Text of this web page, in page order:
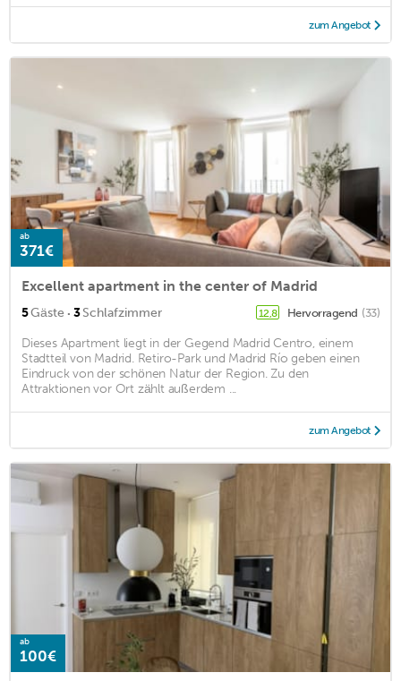
zum Angebot
ab
371€
Excellent apartment in the center of Madrid
5Gäste · 3Schlafzimmer 12,8 Hervorragend (33)
Dieses Apartment liegt in der Gegend Madrid Centro, einem
Stadtteil von Madrid. Retiro-Park und Madrid Río geben einen
Eindruck von der schönen Natur der Region. Zu den
Attraktionen vor Ort zählt außerdem ...
zum Angebot
ab
100€